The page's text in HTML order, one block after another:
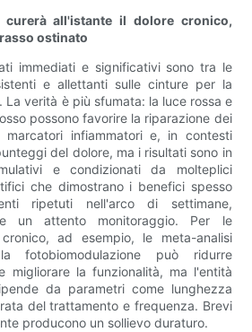
curerà all'istante il dolore cronico,
ostinato
immediati e significativi sono tra le
e allettanti sulle cinture per la
La verità è più sfumata: la luce rossa e
possono favorire la riparazione dei
marcatori infiammatori e, in contesti
del dolore, ma i risultati sono in
e condizionati da molteplici
che dimostrano i benefici spesso
ripetuti nell'arco di settimane,
un attento monitoraggio. Per le
ad esempio, le meta-analisi
fotobiomodulazione può ridurre
migliorare la funzionalità, ma l'entità
da parametri come lunghezza
del trattamento e frequenza. Brevi
producono un sollievo duraturo.